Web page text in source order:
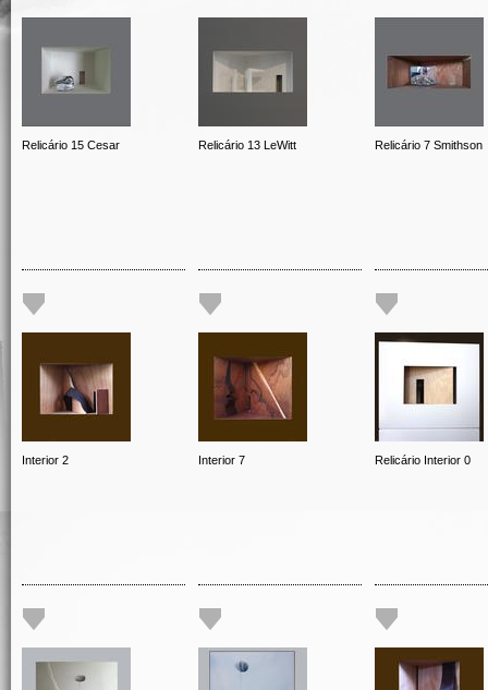
Relicário 15 Cesar Relicário 13 LeWitt Relicário 7 Smithson
Interior 2 Interior 7 Relicário Interior 0